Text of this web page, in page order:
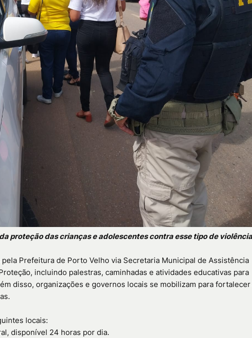
proteção das crianças e adolescentes contra esse tipo de violência
Prefeitura de Porto Velho via Secretaria Municipal de Assistência
incluindo palestras, caminhadas e atividades educativas para
disso, organizações e governos locais se mobilizam para fortalecer
locais:
disponível 24 horas por dia.